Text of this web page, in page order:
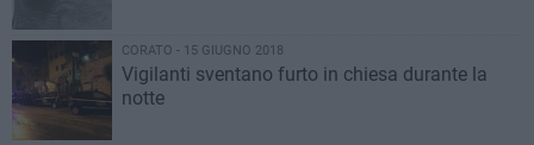
CORATO - 15 GIUGNO 2018
Vigilanti sventano furto in chiesa durante la
notte